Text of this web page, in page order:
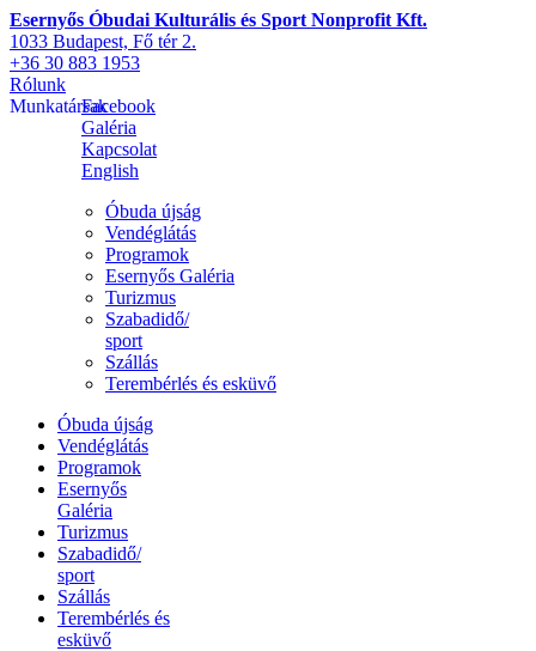
Esernyős Óbudai Kulturális és Sport Nonprofit Kft.
1033 Budapest, Fő tér 2.
+36 30 883 1953
Rólunk
MunkatársakFacebook
Galéria
Kapcsolat
English
Óbuda újság
Vendéglátás
Programok
Esernyős Galéria
Turizmus
Szabadidő/
sport
Szállás
Terembérlés és esküvő
Óbuda újság
Vendéglátás
Programok
Esernyős
Galéria
Turizmus
Szabadidő/
sport
Szállás
Terembérlés és
esküvő